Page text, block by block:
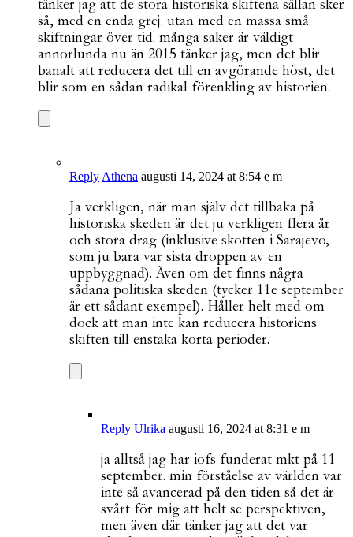
tänker jag att de stora historiska skiftena sällan sker
så, med en enda grej. utan med en massa små
skiftningar över tid. många saker är väldigt
annorlunda nu än 2015 tänker jag, men det blir
banalt att reducera det till en avgörande höst, det
blir som en sådan radikal förenkling av historien.
Reply Athena augusti 14, 2024 at 8:54 e m
Ja verkligen, när man själv det tillbaka på
historiska skeden är det ju verkligen flera år
och stora drag (inklusive skotten i Sarajevo,
som ju bara var sista droppen av en
uppbyggnad). Även om det finns några
sådana politiska skeden (tycker 11e september
är ett sådant exempel). Håller helt med om
dock att man inte kan reducera historiens
skiften till enstaka korta perioder.
Reply Ulrika augusti 16, 2024 at 8:31 e m
ja alltså jag har iofs funderat mkt på 11
september. min förståelse av världen var
inte så avancerad på den tiden så det är
svårt för mig att helt se perspektiven,
men även där tänker jag att det var